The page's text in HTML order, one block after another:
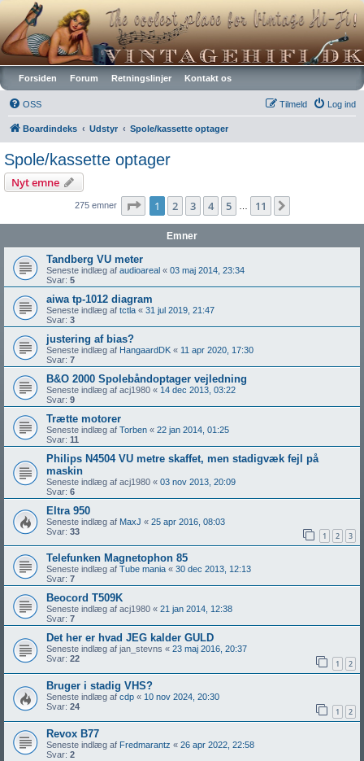
Vintagehifi.dk
Forsiden Forum Retningslinjer Kontakt os
OSS Log ind
Tilmeld
Boardindeks Udstyr Spole/kassette optager
Spole/kassette optager
Nyt emne
275 emner Side af 11
1 2 3 4 5 11
Emner
Tandberg VU meter
Seneste indlæg af audioareal « 03 maj 2014, 23:34
Svar: 5
aiwa tp-1012 diagram
Seneste indlæg af tctla « 31 jul 2019, 21:47
Svar: 3
justering af bias?
Seneste indlæg af HangaardDK « 11 apr 2020, 17:30
Svar: 7
B&O 2000 Spolebåndoptager vejledning
Seneste indlæg af acj1980 « 14 dec 2013, 03:22
Svar: 9
Trætte motorer
Seneste indlæg af Torben « 22 jan 2014, 01:25
Svar: 11
Philips N4504 VU metre skaffet, men stadigvæk fejl på
maskin
Seneste indlæg af acj1980 « 03 nov 2013, 20:09
Svar: 6
Eltra 950
Seneste indlæg af MaxJ « 25 apr 2016, 08:03
Svar: 33 1 2 3
Telefunken Magnetophon 85
Seneste indlæg af Tube mania « 30 dec 2013, 12:13
Svar: 7
Beocord T509K
Seneste indlæg af acj1980 « 21 jan 2014, 12:38
Svar: 7
Det her er hvad JEG kalder GULD
Seneste indlæg af jan_stevns « 23 maj 2016, 20:37
Svar: 22 1 2
Bruger i stadig VHS?
Seneste indlæg af cdp « 10 nov 2024, 20:30
Svar: 24 1 2
Revox B77
Seneste indlæg af Fredmarantz « 26 apr 2022, 22:58
Svar: 2